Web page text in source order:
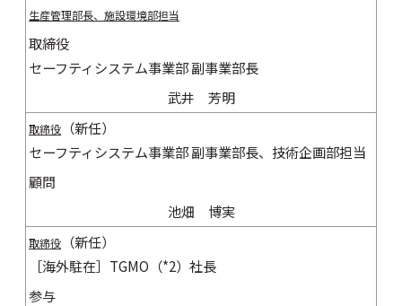
生産管理部長、施設環境部担当
取締役
セーフティシステム事業部 副事業部長
武井 芳明
取締役
（新任）
セーフティシステム事業部 副事業部長、技術企画部担当
顧問
池畑 博実
取締役
（新任）
［海外駐在］TGMO（*2）社長
参与